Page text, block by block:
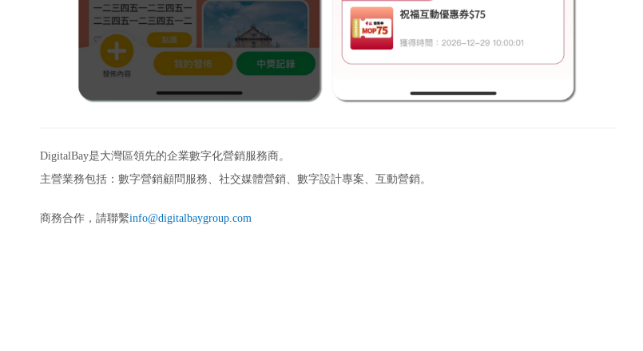
DigitalBay是大灣區領先的企業數字化營銷服務商。
主營業務包括：數字營銷顧問服務、社交媒體營銷、數字設計專案、互動營銷。
商務合作，請聯繫info@digitalbaygroup.com